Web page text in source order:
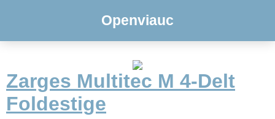
Openviauc
Zarges Multitec M 4-Delt
Foldestige